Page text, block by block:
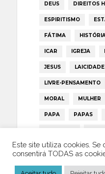
DEUS DIREITOS
ESPIRITISMO
FÁTIMA
ICAR IGREJA
JESUS LAICIDADE
LIVRE-PENSAMENTO
MORAL MULHER
PAPA PAPAS
PORTUGAL
TRUMP
Este site utiliza cookies. Se
consentirá TODAS as